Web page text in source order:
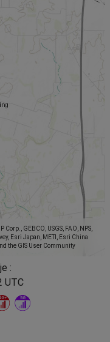
GEBCO, USGS, FAO, NPS,
Esri Japan, METI, Esri China
the GIS User Community
:
UTC